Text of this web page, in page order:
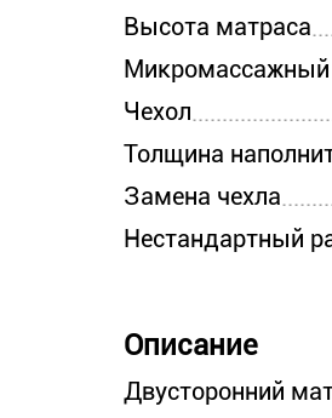
Высота матраса
Чехол
Толщина
Замена чехла
Нестандартный
Описание
Двусторонний